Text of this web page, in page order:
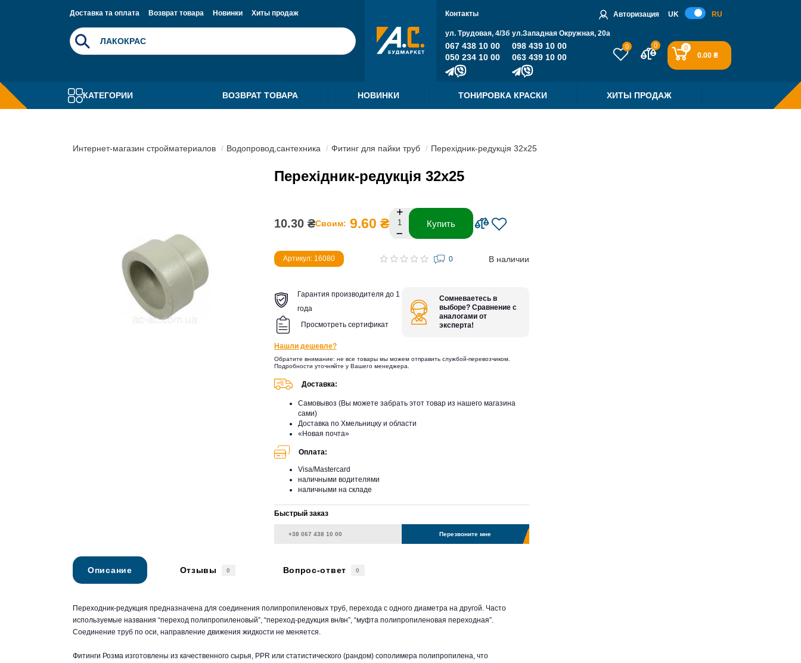
Доставка та оплата Возврат товара Новинки Хиты продаж Контакты Авторизация UK RU
ул. Трудовая, 4/3б
067 438 10 00
050 234 10 00
ул.Западная Окружная, 20a
098 439 10 00
063 439 10 00
0 0 0
0.00 ₴
КАТЕГОРИИ ВОЗВРАТ ТОВАРА НОВИНКИ ТОНИРОВКА КРАСКИ ХИТЫ ПРОДАЖ
Интернет-магазин стройматериалов Водопровод,сантехника Фитинг для пайки труб Перехідник-редукція 32x25
Перехідник-редукція 32x25
10.30 ₴Своим: 9.60 ₴ Купить
Артикул: 16080 0 В наличии
Гарантия производителя до 1
года
Просмотреть сертификат
Сомневаетесь в
выборе? Сравнение с
аналогами от
эксперта!
Нашли дешевле?
Обратите внимание: не все товары мы можем отправить службой-перевозчиком.
Подробности уточняйте у Вашего менеджера.
Доставка:
Самовывоз (Вы можете забрать этот товар из нашего магазина
сами)
Доставка по Хмельницку и области
«Новая почта»
Оплата:
Visa/Mastercard
наличными водителями
наличными на складе
Быстрый заказ
Перезвоните мне
Описание Отзывы 0 Вопрос-ответ 0
Переходник-редукция предназначена для соединения полипропиленовых труб, перехода с одного диаметра на другой. Часто
используемые названия “переход полипропиленовый”, “переход-редукция вн/вн”, “муфта полипропиленовая переходная”.
Соединение труб по оси, направление движения жидкости не меняется.
Фитинги Розма изготовлены из качественного сырья, PPR или статистического (рандом) сополимера полипропилена, что